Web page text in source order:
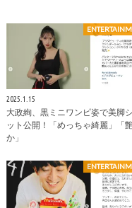
2025.1.15
大政絢、黒ミニワンピ姿で美脚
ット公開！「めっちゃ綺麗」「
か」